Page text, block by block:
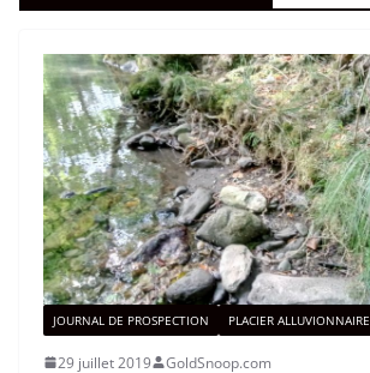
JOURNAL DE PROSPECTION PLACIER ALLUVIONNAIRE
29 juillet 2019
GoldSnoop.com